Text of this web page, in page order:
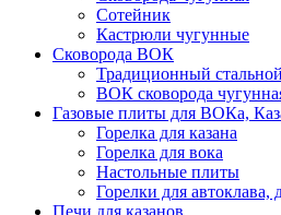
Сотейник
Кастрюли чугунные
Сковорода ВОК
Традиционный
ВОК сковорода
Газовые плиты для ВОКа,
Горелка для казана
Горелка для вока
Настольные плиты
Горелки для автоклава,
Печи для казанов